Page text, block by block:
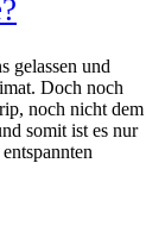
gelassen und
Doch noch
noch nicht dem
somit ist es nur